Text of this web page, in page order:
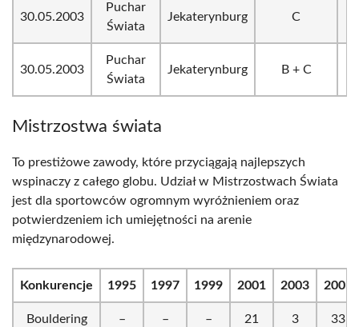
30.05.2003
Puchar
Świata
Jekaterynburg C
30.05.2003
Puchar
Świata
Jekaterynburg B + C
Mistrzostwa świata
To prestiżowe zawody, które przyciągają najlepszych
wspinaczy z całego globu. Udział w Mistrzostwach Świata
jest dla sportowców ogromnym wyróżnieniem oraz
potwierdzeniem ich umiejętności na arenie
międzynarodowej.
Konkurencje 1995 1997 1999 2001 2003 2005
Bouldering – – – 21 3 33